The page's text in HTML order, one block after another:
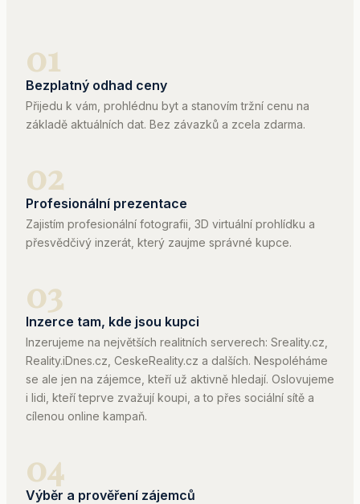
ADRESA
Lannova tř. 205/16, 2. patro
České Budějovice 370 01
01
Bezplatný odhad ceny
Přijedu k vám, prohlédnu byt a stanovím tržní cenu na
základě aktuálních dat. Bez závazků a zcela zdarma.
02
Profesionální prezentace
Zajistím profesionální fotografii, 3D virtuální prohlídku a
přesvědčivý inzerát, který zaujme správné kupce.
03
Inzerce tam, kde jsou kupci
Inzerujeme na největších realitních serverech: Sreality.cz,
Reality.iDnes.cz, CeskeReality.cz a dalších. Nespoléháme
se ale jen na zájemce, kteří už aktivně hledají. Oslovujeme
i lidi, kteří teprve zvažují koupi, a to přes sociální sítě a
cílenou online kampaň.
04
Výběr a prověření zájemců